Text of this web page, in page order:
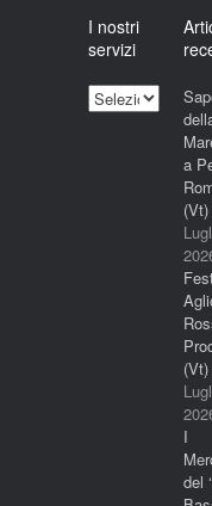
I nostri
servizi
nostri
a
(Vt)
(Vt)
I
del